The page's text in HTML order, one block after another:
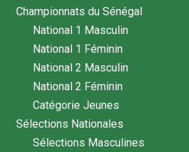
Championnats du Sénégal
National 1 Masculin
National 1 Féminin
National 2 Masculin
National 2 Féminin
Catégorie Jeunes
Sélections Nationales
Sélections Masculines